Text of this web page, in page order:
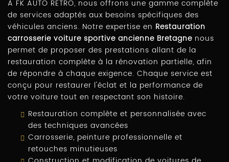
À FK AUTO RETRO, nous offrons une gamme complète
de services adaptés aux besoins spécifiques des
véhicules anciens. Notre expertise en Restauration
carrosserie voiture sportive ancienne Bretagne nous
permet de proposer des prestations allant de la
restauration complète à la rénovation partielle, afin
de répondre à chaque exigence. Chaque service est
conçu pour restaurer l'éclat et la performance de
votre voiture tout en respectant son histoire.
Restauration complète et personnalisée avec
des techniques avancées
Carrosserie, peinture professionnelle et
retouches minutieuses